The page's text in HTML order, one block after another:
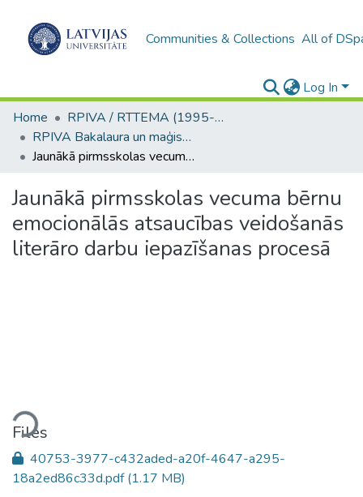
Communities & Collections All of
Log In
Home
RPIVA / RTTEMA (1995-2016)
RPIVA Bakalaura un maģistra darbi / RTTEMA Bachelor's and Master's theses (1995-2017)
Jaunākā pirmsskolas vecuma bērnu emocionālās atsaucības veidošanās literāro darbu iepazīšanas procesā
Jaunākā pirmsskolas vecuma bērnu
emocionālās atsaucības veidošanās
literāro darbu iepazīšanas procesā
Files
40753-3977-c432aded-a20f-4647-a295-
18a2ed86c33d.pdf(1.17 MB)